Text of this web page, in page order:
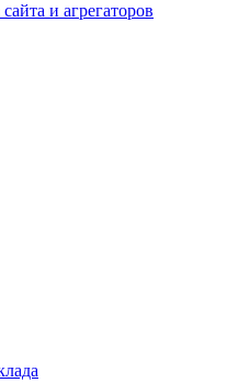
и агрегаторов